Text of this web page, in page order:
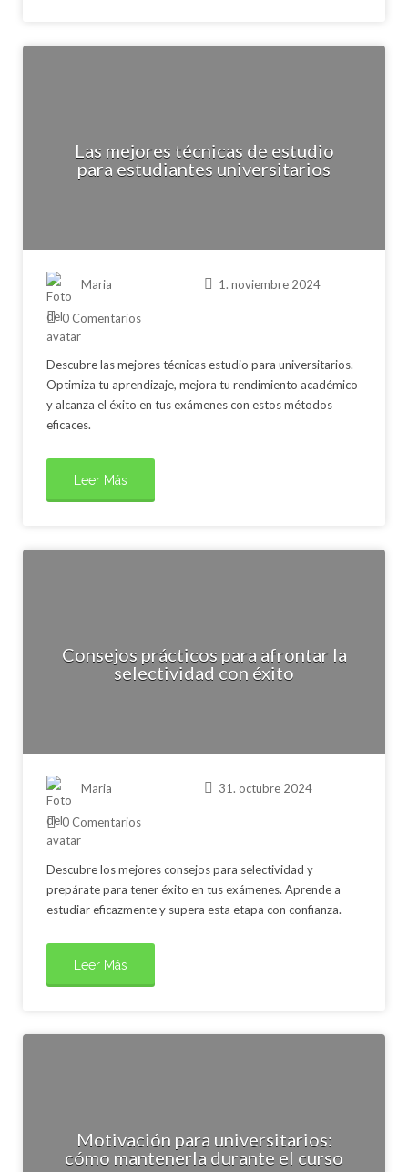
Las mejores técnicas de estudio
para estudiantes universitarios
Maria 1. noviembre 2024
0 Comentarios
Descubre las mejores técnicas estudio para universitarios.
Optimiza tu aprendizaje, mejora tu rendimiento académico
y alcanza el éxito en tus exámenes con estos métodos
eficaces.
Leer Más
Consejos prácticos para afrontar la
selectividad con éxito
Maria 31. octubre 2024
0 Comentarios
Descubre los mejores consejos para selectividad y
prepárate para tener éxito en tus exámenes. Aprende a
estudiar eficazmente y supera esta etapa con confianza.
Leer Más
Motivación para universitarios:
cómo mantenerla durante el curso